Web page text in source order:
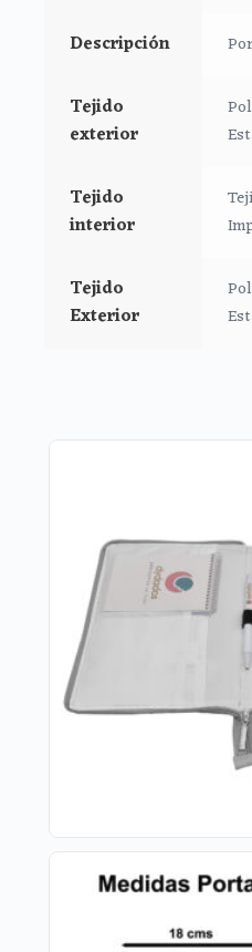
apuntar tus citas.
Medidas
Descripción
Tejido
exterior
Tejido
interior
Tejido
Exterior